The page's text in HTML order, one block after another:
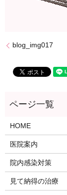
blog_img017
HOME
医院案内
院内感染対策
見て納得の治療